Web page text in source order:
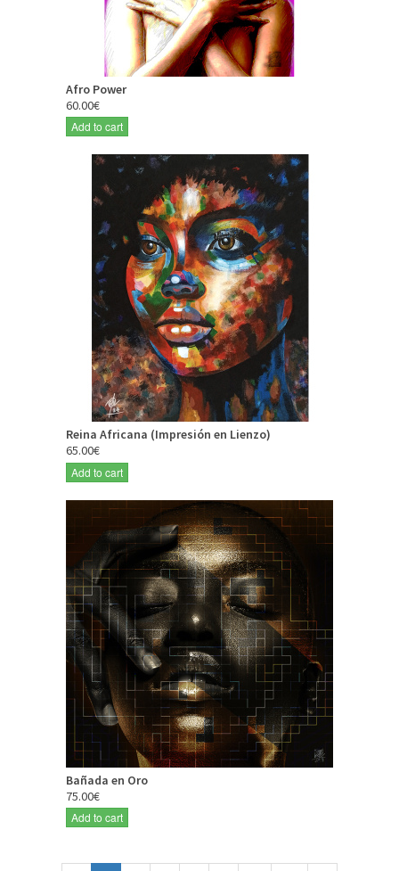
Afro Power
60.00€
Add to cart
Reina Africana (Impresión en Lienzo)
65.00€
Add to cart
Bañada en Oro
75.00€
Add to cart